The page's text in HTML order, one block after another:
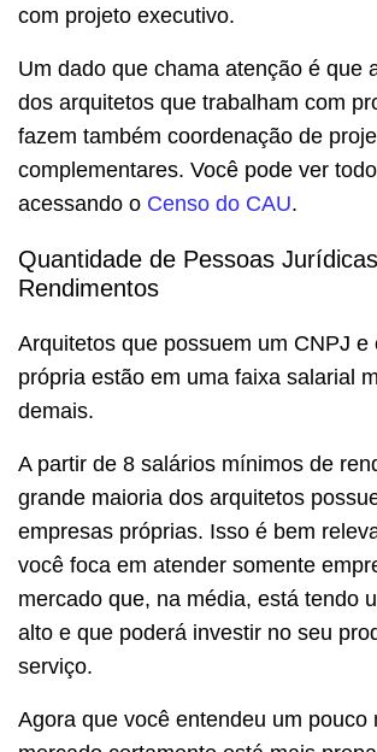
com projeto executivo.
Um dado que chama atenção é que
dos arquitetos que trabalham com
fazem também coordenação de
complementares. Você pode ver
acessando o Censo do CAU.
Quantidade de Pessoas
Rendimentos
Arquitetos que possuem um CNPJ e
própria estão em uma faixa salarial
demais.
A partir de 8 salários mínimos de
grande maioria dos arquitetos
empresas próprias. Isso é bem
você foca em atender somente
mercado que, na média, está tendo
alto e que poderá investir no seu
serviço.
Agora que você entendeu um pouco